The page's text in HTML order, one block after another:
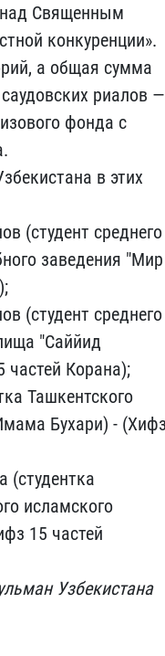
Священным
конкуренции».
а общая сумма
риалов —
фонда с
в этих
(студент среднего
заведения "Мир
(студент среднего
"Саййид
Корана);
Ташкентского
Бухари) -
исламского
15 частей
Узбекистана